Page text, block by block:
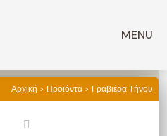
MENU
Αρχική > Προϊόντα > Γραβιέρα Τήνου